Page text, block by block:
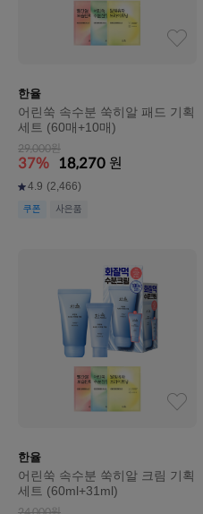
한율
어린쑥 속수분 쑥히알 패드 기획
세트 (60매+10매)
29,000원
37% 18,270 원
4.9 (2,466)
쿠폰 사은품
한율
어린쑥 속수분 쑥히알 크림 기획
세트 (60ml+31ml)